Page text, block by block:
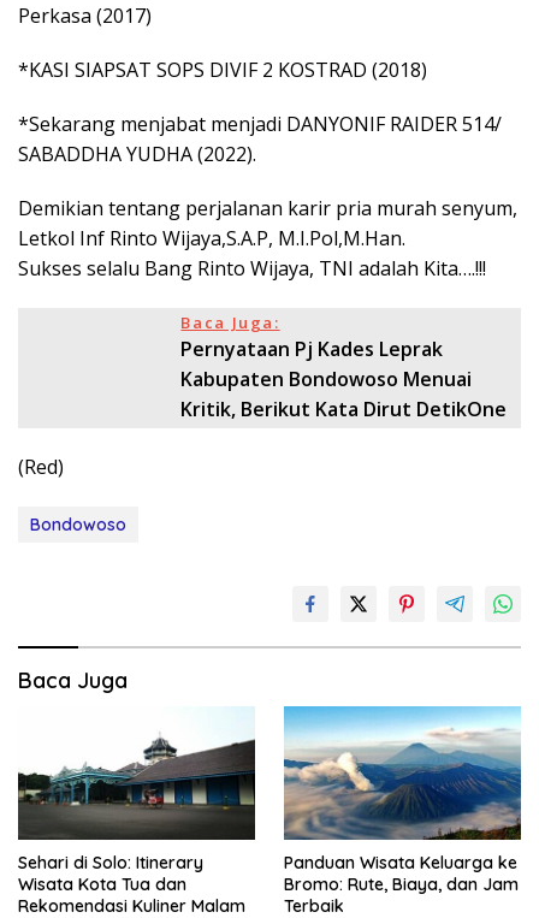
Perkasa (2017)
*KASI SIAPSAT SOPS DIVIF 2 KOSTRAD (2018)
*Sekarang menjabat menjadi DANYONIF RAIDER 514/
SABADDHA YUDHA (2022).
Demikian tentang perjalanan karir pria murah senyum,
Letkol Inf Rinto Wijaya,S.A.P, M.I.Pol,M.Han.
Sukses selalu Bang Rinto Wijaya, TNI adalah Kita….!!!
Baca Juga:
Pernyataan Pj Kades Leprak
Kabupaten Bondowoso Menuai
Kritik, Berikut Kata Dirut DetikOne
(Red)
Bondowoso
Baca Juga
Sehari di Solo: Itinerary
Wisata Kota Tua dan
Rekomendasi Kuliner Malam
Panduan Wisata Keluarga ke
Bromo: Rute, Biaya, dan Jam
Terbaik